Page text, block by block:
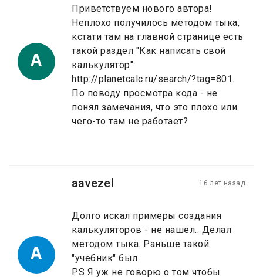
A
Приветствуем нового автора!
Неплохо получилось методом тыка,
кстати там на главной странице есть
такой раздел "Как написать свой
калькулятор"
http://planetcalc.ru/search/?tag=801.
По поводу просмотра кода - не
понял замечания, что это плохо или
чего-то там не работает?
A
aavezel 16 лет назад
Долго искал примеры создания
калькуляторов - не нашел.. Делал
методом тыка. Раньше такой
"учебник" был.
PS Я уж не говорю о том чтобы